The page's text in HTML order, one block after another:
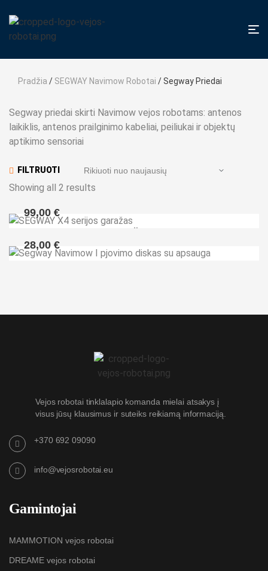
Pradžia / SEGWAY Navimow Robotai / Segway Priedai
Segway priedai skirti Navimow vejos robotams: antenos
laikiklis, antenos prailginimo kabeliai, peiliukai ir objektų
aptikimo sensoriai
FILTRUOTI
Showing all 2 results
99,00 €
28,00 €
Vejos robotai tinklalapio komanda mielai atsakys į
visus jūsų klausimus ir suteiks reikiamą informaciją.
+370 692 09090
info@vejosrobotai.eu
Gamintojai
MAMMOTION vejos robotai
DREAME vejos robotai